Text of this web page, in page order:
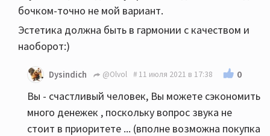
бочком-точно не мой вариант.
Эстетика должна быть в гармонии с качеством и
наоборот:)
Dysindich @Olvol 11 июля 2021 в 17:38 0
Вы - счастливый человек, Вы можете сэкономить
много денежек , поскольку вопрос звука не
стоит в приоритете ... (вполне возможна покупка